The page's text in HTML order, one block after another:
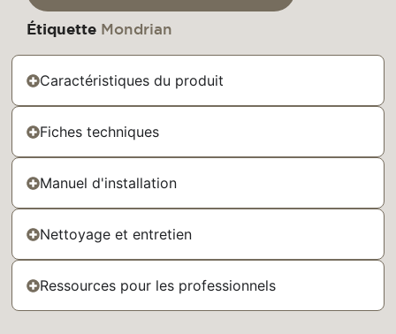
Étiquette Mondrian
Caractéristiques du produit
Fiches techniques
Manuel d'installation
Nettoyage et entretien
Ressources pour les professionnels